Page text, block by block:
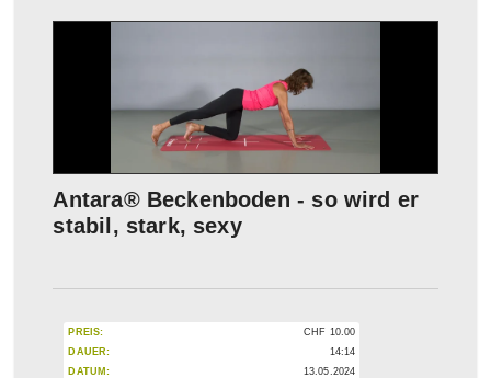
Antara® Beckenboden - so wird er
stabil, stark, sexy
PREIS: 10.00
CHF
DAUER:
14:14
DATUM:
13.05.2024